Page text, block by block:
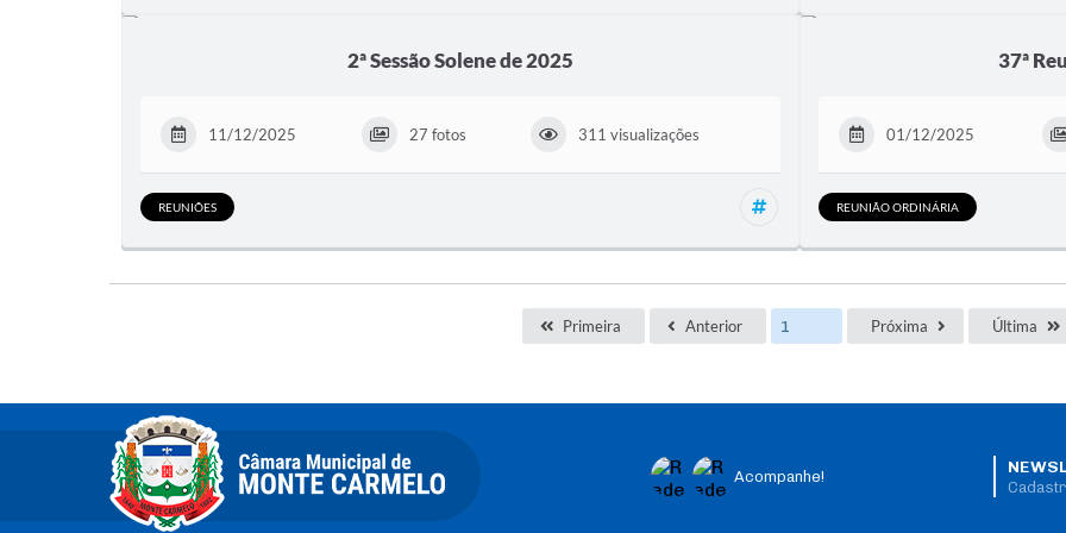
2ª Sessão Solene de 2025
11/12/2025 27 fotos 311 visualizações
REUNIÕES Reuniões, Sessão Solene
37ª
01/12/2025
REUNIÃO ORDINÁRIA
Primeira Anterior Próxima Última
Acompanhe!